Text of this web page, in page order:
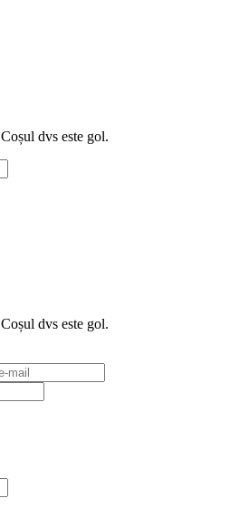
Coșul dvs este gol.
Coșul dvs este gol.